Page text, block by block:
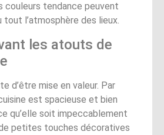
couleurs tendance peuvent
l’atmosphère des lieux.
les atouts de
d’être mise en valeur. Par
est spacieuse et bien
qu’elle soit impeccablement
petites touches décoratives